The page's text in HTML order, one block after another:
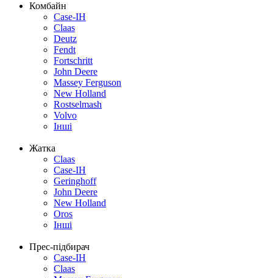
Комбайн
Case-IH
Claas
Deutz
Fendt
Fortschritt
John Deere
Massey Ferguson
New Holland
Rostselmash
Volvo
Інші
Жатка
Claas
Case-IH
Geringhoff
John Deere
New Holland
Oros
Інші
Прес-підбирач
Case-IH
Claas